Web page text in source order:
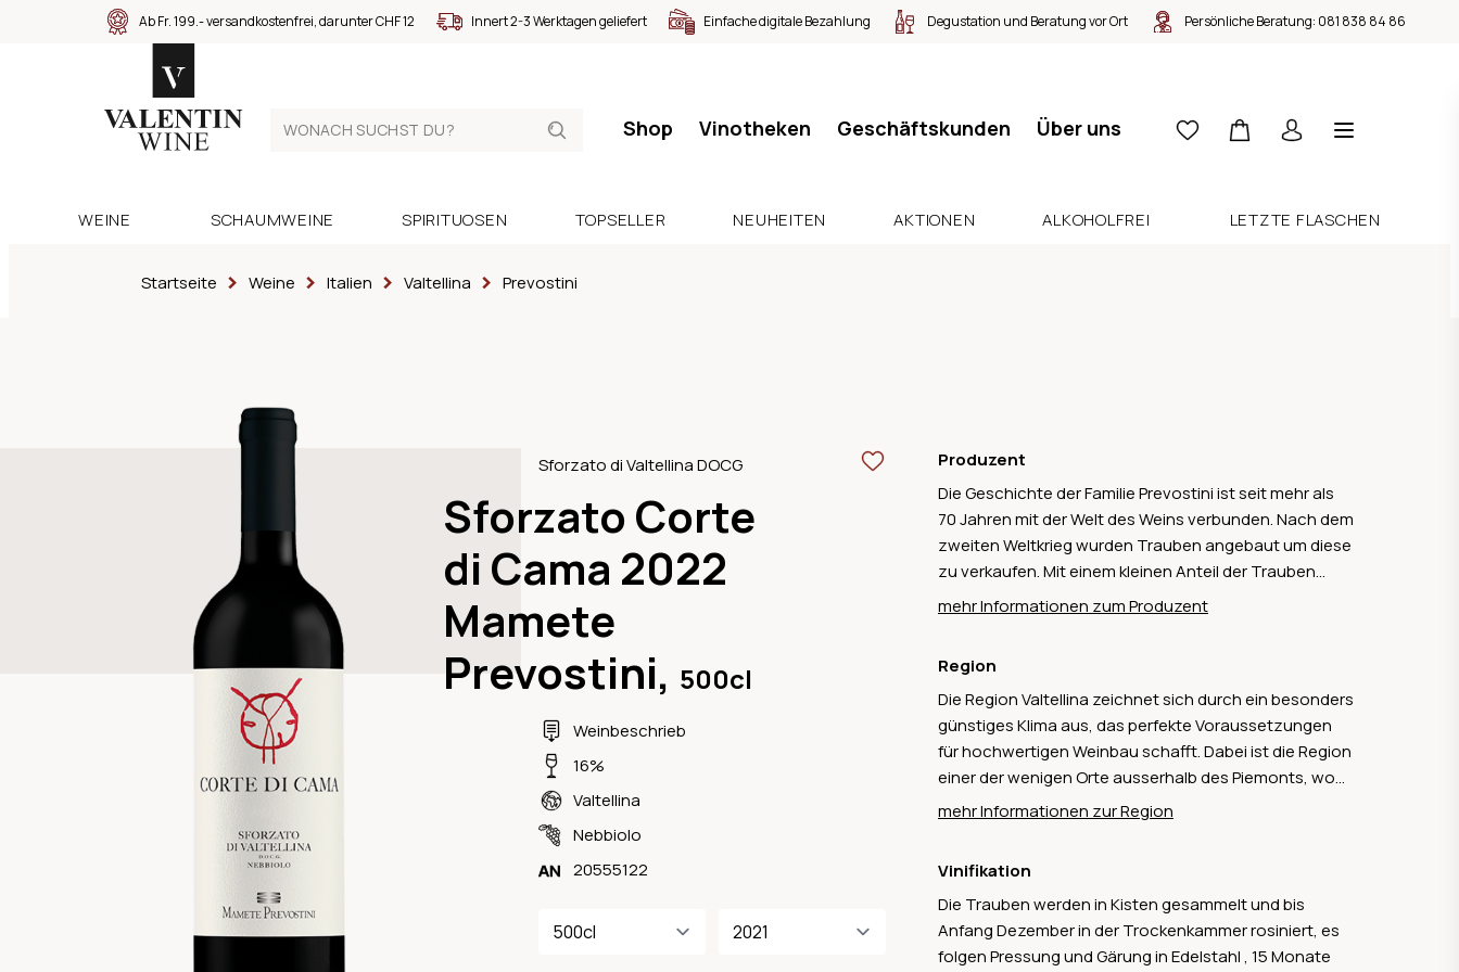
Ab Fr. 199.- versandkostenfrei, darunter CHF 12 Innert 2-3 Werktagen geliefert Einfache digitale Bezahlung Degustation und Beratung vor Ort Persönliche Beratung: 081 838 84 86
Shop Vinotheken Geschäftskunden Über uns
WEINE SCHAUMWEINE SPIRITUOSEN TOPSELLER NEUHEITEN AKTIONEN ALKOHOLFREI LETZTE FLASCHEN
Startseite Weine Italien Valtellina Prevostini
Sforzato di Valtellina DOCG
Sforzato Corte
di Cama 2022
Mamete
Prevostini, 500cl
Weinbeschrieb
16%
Valtellina
Nebbiolo
20555122
Produzent
Die Geschichte der Familie Prevostini ist seit mehr als
70 Jahren mit der Welt des Weins verbunden. Nach dem
zweiten Weltkrieg wurden Trauben angebaut um diese
zu verkaufen. Mit einem kleinen Anteil der Trauben
wurde Wein für den Eigenkonsum produziert, für die
Wanderjahren zurück und widmet sich seither mit
grosser Leidenschaft und höchstem Anspruch dem
Weinbau. Er gilt als einer der renommiertesten
Botschafter des Veltlins (Lombardei) und steht für
Eleganz, Tradition und Innovation. Mamete Prevostini
leitet den Betrieb und hat diesen auf die Rebsorte
und den Charakter der alpinen Lagen ins Glas
transportiert. Das Weingut verfolgt einen
konsequenten Qualitätsansatz, der das Terroir der Alpi
Retiche in die Flasche bringt. Besonders bekannt ist
mehr Informationen zum Produzent
Region
Die Region Valtellina zeichnet sich durch ein besonders
günstiges Klima aus, das perfekte Voraussetzungen
für hochwertigen Weinbau schafft. Dabei ist die Region
einer der wenigen Orte ausserhalb des Piemonts, wo
die Nebbiolo-Traube gedeiht. Ausserdem hat sie die
auf der hauptsächlich Nebbiolo angebaut wird. Hinzu
kommen einige «Abkömmlinge» des Nebbiolos wie
Pignola, Rossola und Prugnola.
mehr Informationen zur Region
Vinifikation
Die Trauben werden in Kisten gesammelt und bis
Anfang Dezember in der Trockenkammer rosiniert, es
folgen Pressung und Gärung in Edelstahl , 15 Monate